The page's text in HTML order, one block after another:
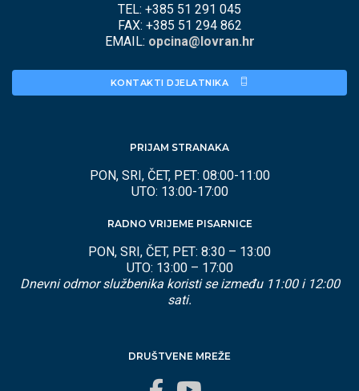
TEL: +385 51 291 045
FAX: +385 51 294 862
EMAIL: opcina@lovran.hr
KONTAKTI DJELATNIKA
PRIJAM STRANAKA
PON, SRI, ČET, PET: 08:00-11:00
UTO: 13:00-17:00
RADNO VRIJEME PISARNICE
PON, SRI, ČET, PET: 8:30 – 13:00
UTO: 13:00 – 17:00
Dnevni odmor službenika koristi se između 11:00 i 12:00
sati.
DRUŠTVENE MREŽE